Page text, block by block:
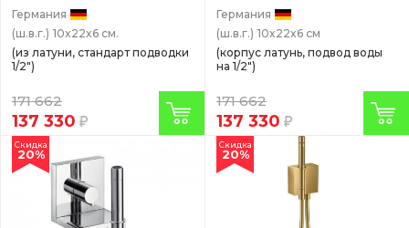
Германия
(ш.в.г.) 10x22x6 см.
(из латуни, стандарт подводки
1/2")
171 662
137 330
Германия
(ш.в.г.) 10x22x6 см
(корпус латунь, подвод воды
на 1/2")
171 662
137 330
Скидка
20%
Скидка
20%